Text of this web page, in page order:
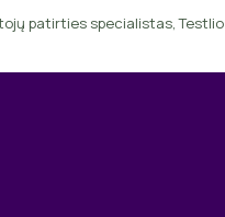
patirties specialistas, Testlio